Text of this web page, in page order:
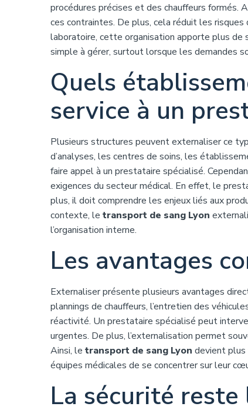
procédures précises et des chauffeurs formés.
ces contraintes. De plus, cela réduit les risques
laboratoire, cette organisation apporte plus de
simple à gérer, surtout lorsque les demandes
Quels
service à un
Plusieurs structures peuvent externaliser ce
d’analyses, les centres de soins, les
faire appel à un prestataire spécialisé.
exigences du secteur médical. En effet, le
plus, il doit comprendre les enjeux liés aux
contexte, le transport de sang Lyon
l’organisation interne.
Les avantages
Externaliser présente plusieurs avantages
plannings de chauffeurs, l’entretien des
réactivité. Un prestataire spécialisé peut
urgentes. De plus, l’externalisation permet
Ainsi, le transport de sang Lyon devient plus
équipes médicales de se concentrer sur leur
La sécurité